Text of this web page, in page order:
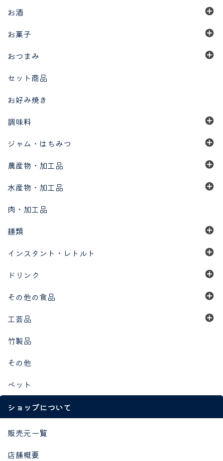
お酒
お菓子
おつまみ
セット商品
お好み焼き
調味料
ジャム・はちみつ
農産物・加工品
水産物・加工品
肉・加工品
麺類
インスタント・レトルト
ドリンク
その他の食品
工芸品
竹製品
その他
ペット
ショップについて
販売元一覧
店舗概要